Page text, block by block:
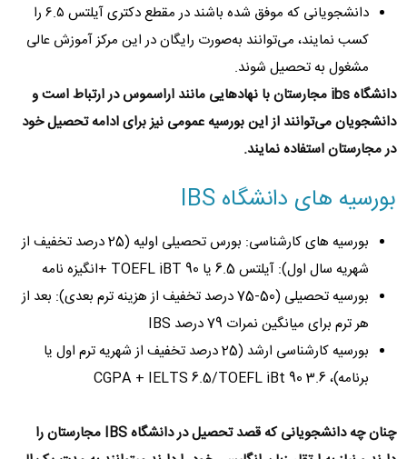
دانشجویانی که موفق شده باشند در مقطع دکتری آیلتس ۶.۵ را
کسب نمایند، می‌توانند به‌صورت رایگان در این مرکز آموزش عالی
مشغول به تحصیل شوند.
دانشگاه ibs مجارستان با نهادهایی مانند اراسموس در ارتباط است و
دانشجویان می‌توانند از این بورسیه عمومی نیز برای ادامه تحصیل خود
در مجارستان استفاده نمایند.
بورسیه های دانشگاه IBS
بورسیه های کارشناسی: بورس تحصیلی اولیه (25 درصد تخفیف از
شهریه سال اول): آیلتس 6.5 یا TOEFL iBT 90 +انگیزه نامه
بورسیه تحصیلی (50-75 درصد تخفیف از هزینه ترم بعدی): بعد از
هر ترم برای میانگین نمرات 79 درصد IBS
بورسیه کارشناسی ارشد (25 درصد تخفیف از شهریه ترم اول یا
برنامه)، 3.6 CGPA + IELTS 6.5/TOEFL iBt 90
چنان چه دانشجویانی که قصد تحصیل در دانشگاه IBS مجارستان را